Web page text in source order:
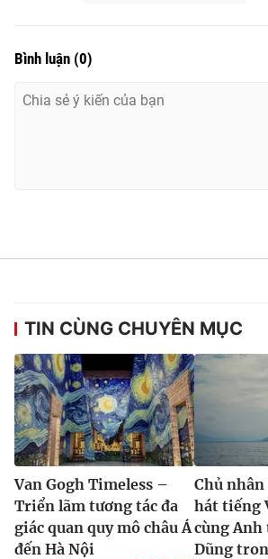
Bình luận (0)
TIN CÙNG CHUYÊN MỤC
Van Gogh Timeless –
Triển lãm tương tác đa
giác quan quy mô châu Á
đến Hà Nội
Chủ
hát tiếng
cùng Anh
Dũng